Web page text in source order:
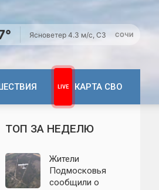
Ясноветер 4.3 м/с, СЗ СОЧИ
КАРТА СВО
ТОП ЗА НЕДЕЛЮ
Жители
Подмосковья
сообщили о